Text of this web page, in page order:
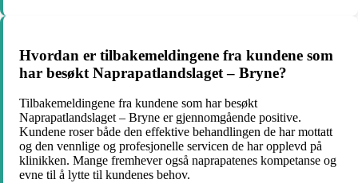
Hvordan er tilbakemeldingene fra kundene som
har besøkt Naprapatlandslaget – Bryne?
Tilbakemeldingene fra kundene som har besøkt
Naprapatlandslaget – Bryne er gjennomgående positive.
Kundene roser både den effektive behandlingen de har mottatt
og den vennlige og profesjonelle servicen de har opplevd på
klinikken. Mange fremhever også naprapatenes kompetanse og
evne til å lytte til kundenes behov.